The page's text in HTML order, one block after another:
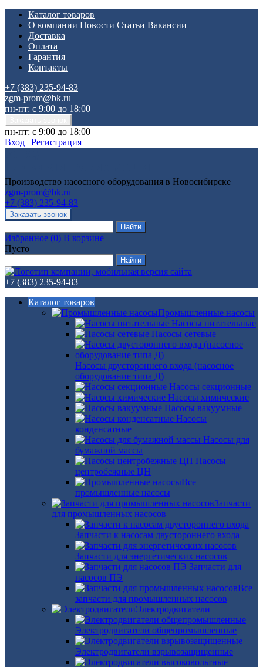
Каталог товаров
О компании Новости Статьи Вакансии
Доставка
Оплата
Гарантия
Контакты
+7 (383) 235-94-83
zgm-prom@bk.ru
пн-пт: с 9:00 до 18:00
пн-пт: с 9:00 до 18:00
Вход | Регистрация
Производство насосного оборудования в Новосибирске
zgm-prom@bk.ru
+7 (383) 235-94-83
Избранное (0) В корзине
Пусто
+7 (383) 235-94-83
Каталог товаров
Промышленные насосы
Насосы питательные
Насосы сетевые
Насосы двустороннего входа (насосное
оборудование типа Д)
Насосы секционные
Насосы химические
Насосы вакуумные
Насосы
конденсатные
Насосы для
бумажной массы
Насосы
центробежные ЦН
Все
промышленные насосы
Запчасти
для промышленных насосов
Запчасти к насосам двустороннего входа
Запчасти для энергетических насосов
Запчасти для
насосов ПЭ
Все
запчасти для промышленных насосов
Электродвигатели
Электродвигатели общепромышленные
Электродвигатели взрывозащищенные